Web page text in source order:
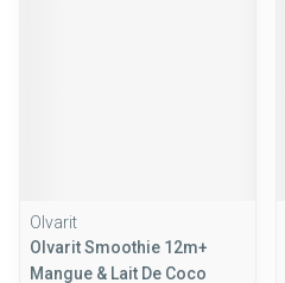
Olvarit
Olvarit Smoothie 12m+
Mangue & Lait De Coco